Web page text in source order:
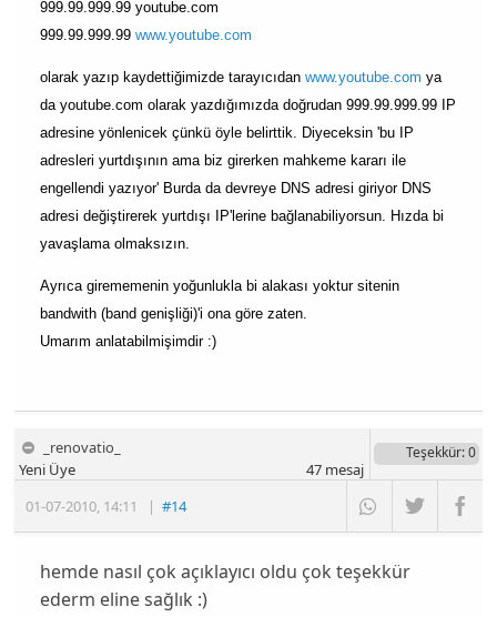
999.99.999.99 youtube.com
999.99.999.99 www.youtube.com
olarak yazıp kaydettiğimizde tarayıcıdan www.youtube.com ya
da youtube.com olarak yazdığımızda doğrudan 999.99.999.99 IP
adresine yönlenicek çünkü öyle belirttik. Diyeceksin 'bu IP
adresleri yurtdışının ama biz girerken mahkeme kararı ile
engellendi yazıyor' Burda da devreye DNS adresi giriyor DNS
adresi değiştirerek yurtdışı IP'lerine bağlanabiliyorsun. Hızda bi
yavaşlama olmaksızın.
Ayrıca girememenin yoğunlukla bi alakası yoktur sitenin
bandwith (band genişliği)'i ona göre zaten.
Umarım anlatabilmişimdir :)
_renovatio_
01-07-2010, 14:11 |#14
Yeni Üye
Teşekkür: 0
47mesaj
hemde nasıl çok açıklayıcı oldu çok teşekkür
ederm eline sağlık :)